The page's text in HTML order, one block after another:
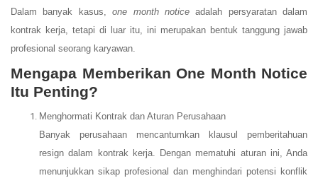
Dalam banyak kasus,one month noticeadalah persyaratan dalam
kontrak kerja, tetapi di luar itu, ini merupakan bentuk tanggung jawab
profesional seorang karyawan.
Mengapa Memberikan One Month Notice
Itu Penting?
Menghormati Kontrak dan Aturan Perusahaan
Banyak perusahaan mencantumkan klausul pemberitahuan
resign dalam kontrak kerja. Dengan mematuhi aturan ini, Anda
menunjukkan sikap profesional dan menghindari potensi konflik